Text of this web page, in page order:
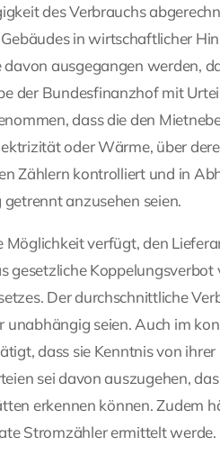
des Verbrauchs
in wirtschaftlicher
ausgegangen werden,
der Bundesfinanzhof mit
dass die den
oder Wärme, über
Zählern kontrolliert und in
anzusehen seien.
verfügt, den
gesetzliche
Der durchschnittliche
seien. Auch im
dass sie Kenntnis von
sei davon auszugehen,
erkennen können. Zudem
Stromzähler ermittelt werde.